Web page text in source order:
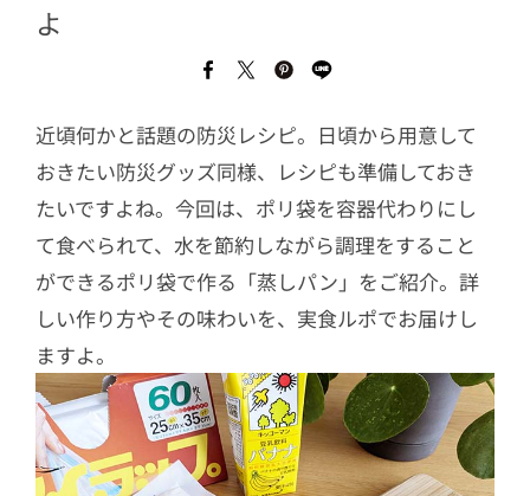
よ
近頃何かと話題の防災レシピ。日頃から用意して
おきたい防災グッズ同様、レシピも準備しておき
たいですよね。今回は、ポリ袋を容器代わりにし
て食べられて、水を節約しながら調理をすること
ができるポリ袋で作る「蒸しパン」をご紹介。詳
しい作り方やその味わいを、実食ルポでお届けし
ますよ。